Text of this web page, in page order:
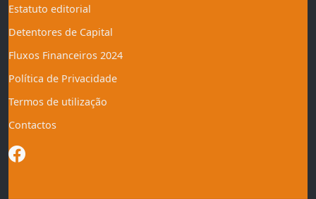
Estatuto editorial
Detentores de Capital
Fluxos Financeiros 2024
Política de Privacidade
Termos de utilização
Contactos